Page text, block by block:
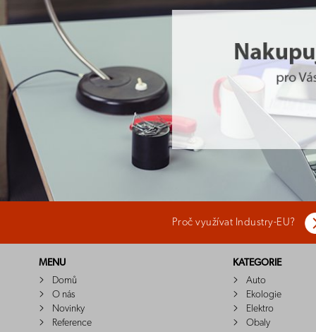
Proč využívat Industry-EU?
MENU
Domů
O nás
Novinky
Reference
KATEGORIE
Auto
Ekologie
Elektro
Obaly